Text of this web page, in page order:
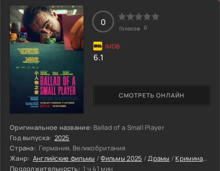
Оригинальное название: Ballad of a Small Player
Год выпуска: 2025
Страна: Германия, Великобритания
Жанр: Английские фильмы /Фильмы 2025 /Драмы / Криминальные
Продолжительность: 1 ч 41 мин
СМОТРЕТЬ ОНЛАЙН
0
Голосов: 0
6.1